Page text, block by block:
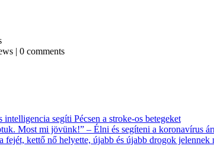
| 0 comments
intelligencia segíti Pécsen a stroke-os betegeket
Most mi jövünk!” – Élni és segíteni a koronavírus
fejét, kettő nő helyette, újabb és újabb drogok